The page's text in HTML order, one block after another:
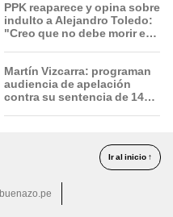
PPK reaparece y opina sobre
indulto a Alejandro Toledo:
"Creo que no debe morir en
Martín Vizcarra: programan
audiencia de apelación
contra su sentencia de 14
Ir al inicio ↑
buenazo.pe